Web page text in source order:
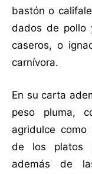
bastón o
dados de pollo
caseros, o
carnívora.
En su carta
peso pluma,
agridulce como
de los platos
además de